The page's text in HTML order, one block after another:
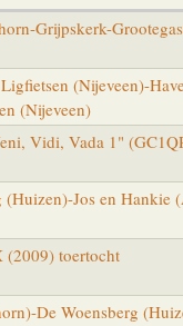
Grijpskerk-
(Nijeveen)-
(Nijeveen)
Vidi, Vada 1"
(Huizen)-Jos en Hankie
(2009) toertocht
De Woensberg